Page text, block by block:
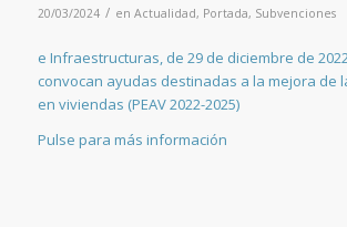
20/03/2024 / en Actualidad, Portada, Subvenciones
e Infraestructuras, de 29 de diciembre de
convocan ayudas destinadas a la mejora de
en viviendas (PEAV 2022-2025)
Pulse para más información